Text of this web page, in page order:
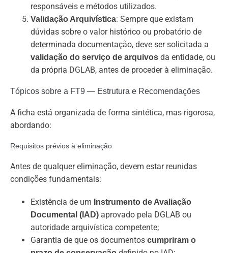
responsáveis e métodos utilizados.
Validação Arquivística: Sempre que existam
dúvidas sobre o valor histórico ou probatório de
determinada documentação, deve ser solicitada a
validação do serviço de arquivos da entidade, ou
da própria DGLAB, antes de proceder à eliminação.
Tópicos sobre a FT9 — Estrutura e Recomendações
A ficha está organizada de forma sintética, mas rigorosa,
abordando:
Requisitos prévios à eliminação
Antes de qualquer eliminação, devem estar reunidas
condições fundamentais:
Existência de um Instrumento de Avaliação
Documental (IAD) aprovado pela DGLAB ou
autoridade arquivística competente;
Garantia de que os documentos cumpriram o